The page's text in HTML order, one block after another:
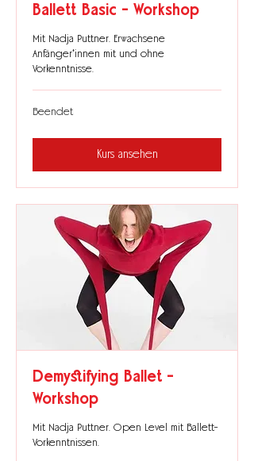
Ballett Basic - Workshop
Mit Nadja Puttner. Erwachsene
Anfänger*innen mit und ohne
Vorkenntnisse.
Beendet
Kurs ansehen
Demystifying Ballet -
Workshop
Mit Nadja Puttner. Open Level mit Ballett-
Vorkenntnissen.